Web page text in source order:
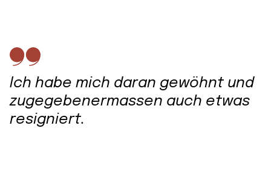
Ich habe mich daran gewöhnt und
zugegebenermassen auch etwas
resigniert.